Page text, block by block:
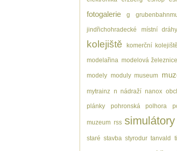
fotogalerie g
jindřichohradecké místní dráhy
kolejiště komerční kolejiště
modelařina modelová železnice
modely moduly museum
mytrainz n nádraží nanox
plánky pohronská polhora
muzeum rss simulátory
staré stavba styrodur tanvald